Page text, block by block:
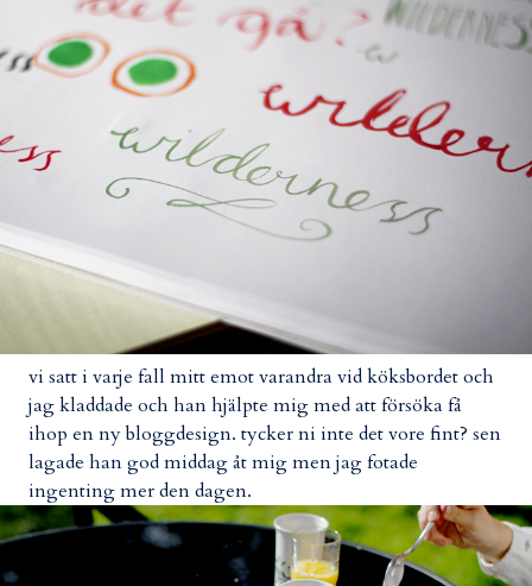
vi satt i varje fall mitt emot varandra vid köksbordet och
jag kladdade och han hjälpte mig med att försöka få
ihop en ny bloggdesign. tycker ni inte det vore fint? sen
lagade han god middag åt mig men jag fotade
ingenting mer den dagen.